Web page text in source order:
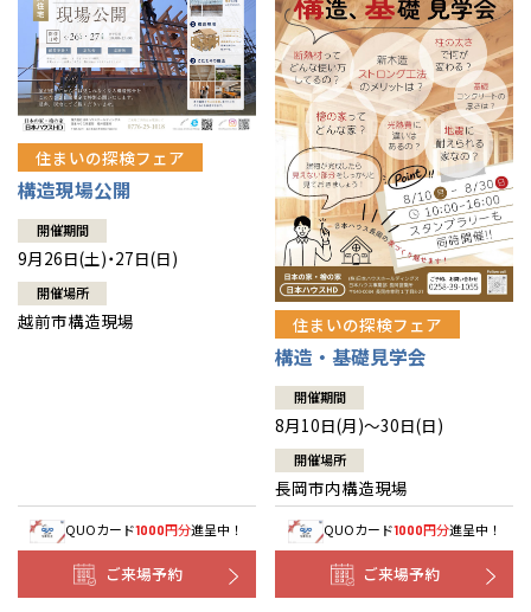
住まいの探検フェア
構造現場公開
開催期間
9月26日(土)・27日(日)
開催場所
越前市構造現場
QUOカード1000円分進呈中！
ご来場予約
住まいの探検フェア
構造・基礎見学会
開催期間
8月10日(月)～30日(日)
開催場所
長岡市内構造現場
QUOカード1000円分進呈中！
ご来場予約